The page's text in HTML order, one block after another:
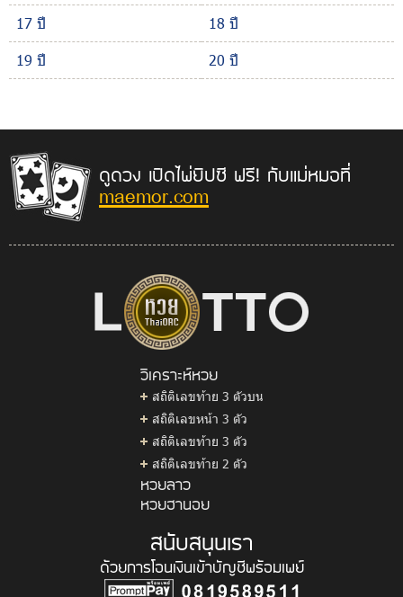
17 ปี
18 ปี
19 ปี
20 ปี
ดูดวง เปิดไพ่ยิปซี ฟรี! กับแม่หมอที่
maemor.com
วิเคราะห์หวย
สถิติเลขท้าย 3 ตัวบน
สถิติเลขหน้า 3 ตัว
สถิติเลขท้าย 3 ตัว
สถิติเลขท้าย 2 ตัว
หวยลาว
หวยฮานอย
สนับสนุนเรา
ด้วยการโอนเงินเข้าบัญชีพร้อมเพย์